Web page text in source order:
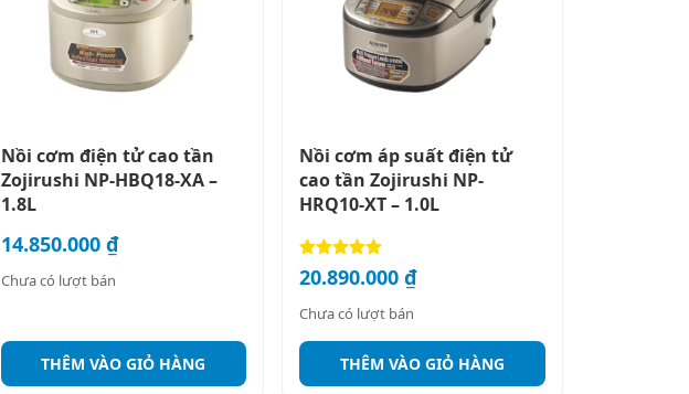
Nồi cơm điện tử cao tần
Zojirushi NP-HBQ18-XA –
1.8L
14.850.000 ₫
Chưa có lượt bán
THÊM VÀO GIỎ HÀNG
Nồi cơm áp suất điện tử
cao tần Zojirushi NP-
HRQ10-XT – 1.0L
Được xếp
hạng
5 sao
20.890.000₫
Chưa có lượt bán
THÊM VÀO GIỎ HÀNG